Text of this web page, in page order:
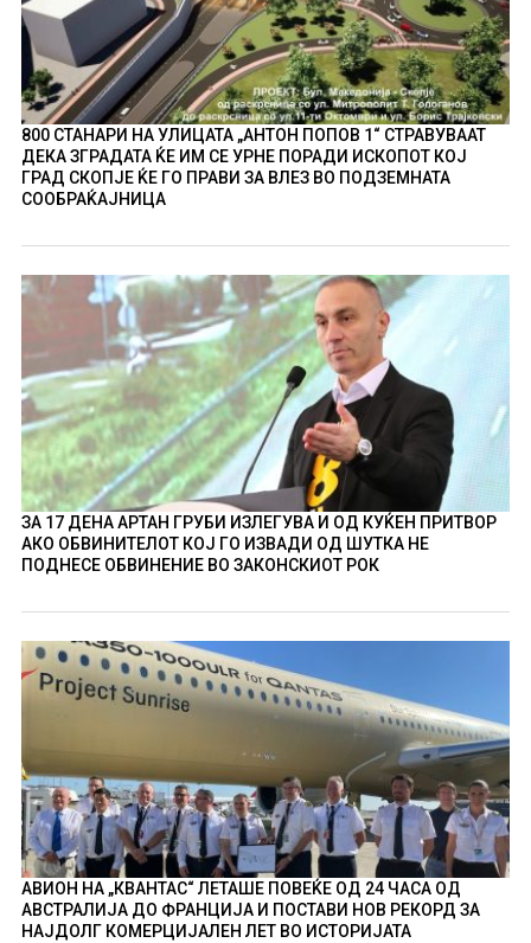
800 СТАНАРИ НА УЛИЦАТА „АНТОН ПОПОВ 1“ СТРАВУВААТ
ДЕКА ЗГРАДАТА ЌЕ ИМ СЕ УРНЕ ПОРАДИ ИСКОПОТ КОЈ
ГРАД СКОПЈЕ ЌЕ ГО ПРАВИ ЗА ВЛЕЗ ВО ПОДЗЕМНАТА
СООБРАЌАЈНИЦА
ЗА 17 ДЕНА АРТАН ГРУБИ ИЗЛЕГУВА И ОД КУЌЕН ПРИТВОР
АКО ОБВИНИТЕЛОТ КОЈ ГО ИЗВАДИ ОД ШУТКА НЕ
ПОДНЕСЕ ОБВИНЕНИЕ ВО ЗАКОНСКИОТ РОК
АВИОН НА „КВАНТАС“ ЛЕТАШЕ ПОВЕЌЕ ОД 24 ЧАСА ОД
АВСТРАЛИЈА ДО ФРАНЦИЈА И ПОСТАВИ НОВ РЕКОРД ЗА
НАЈДОЛГ КОМЕРЦИЈАЛЕН ЛЕТ ВО ИСТОРИЈАТА